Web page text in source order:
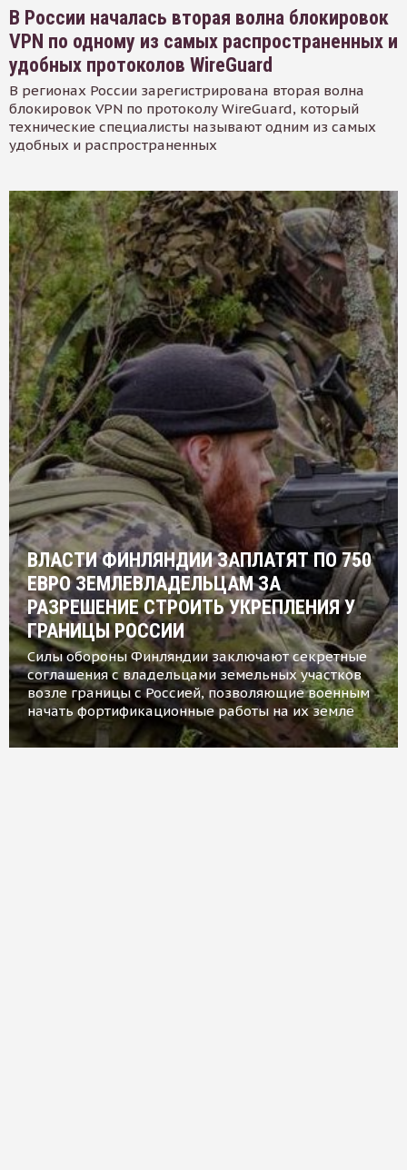
В России началась вторая волна блокировок
VPN по одному из самых распространенных и
удобных протоколов WireGuard
В регионах России зарегистрирована вторая волна
блокировок VPN по протоколу WireGuard, который
технические специалисты называют одним из самых
удобных и распространенных
ВЛАСТИ ФИНЛЯНДИИ ЗАПЛАТЯТ ПО 750
ЕВРО ЗЕМЛЕВЛАДЕЛЬЦАМ ЗА
РАЗРЕШЕНИЕ СТРОИТЬ УКРЕПЛЕНИЯ У
ГРАНИЦЫ РОССИИ
Силы обороны Финляндии заключают секретные
соглашения с владельцами земельных участков
возле границы с Россией, позволяющие военным
начать фортификационные работы на их земле